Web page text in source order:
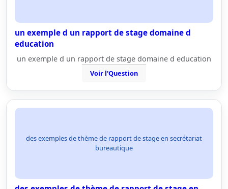
un exemple d un rapport de stage domaine d
education
un exemple d un rapport de stage domaine d education
Voir l'Question
des exemples de thème de rapport de stage en secrétariat
bureautique